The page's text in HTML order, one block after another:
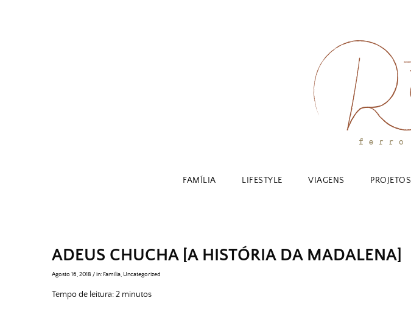
FAMÍLIA LIFESTYLE VIAGENS PROJETOS
ADEUS CHUCHA [A HISTÓRIA DA MADALENA]
Agosto 16, 2018 /in: Família, Uncategorized
Tempo de leitura:2 minutos